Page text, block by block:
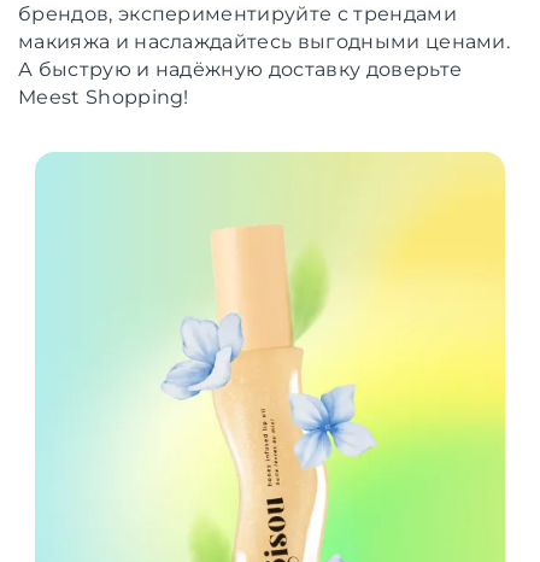
брендов, экспериментируйте с трендами
макияжа и наслаждайтесь выгодными ценами.
А быструю и надёжную доставку доверьте
Meest Shopping!